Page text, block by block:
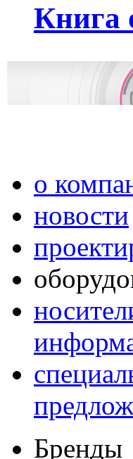
Книга
о
новости
Бренды